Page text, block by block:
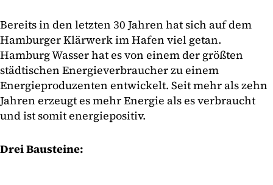
Bereits in den letzten 30 Jahren hat sich auf dem
Hamburger Klärwerk im Hafen viel getan.
Hamburg Wasser hat es von einem der größten
städtischen Energieverbraucher zu einem
Energieproduzenten entwickelt. Seit mehr als zehn
Jahren erzeugt es mehr Energie als es verbraucht
und ist somit energiepositiv.
Drei Bausteine: